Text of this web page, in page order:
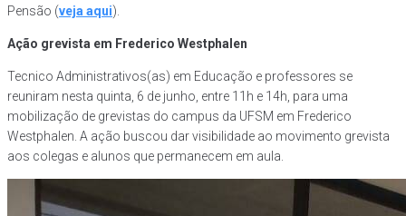
Pensão (veja aqui).
Ação grevista em Frederico Westphalen
Tecnico Administrativos(as) em Educação e professores se
reuniram nesta quinta, 6 de junho, entre 11h e 14h, para uma
mobilização de grevistas do campus da UFSM em Frederico
Westphalen. A ação buscou dar visibilidade ao movimento grevista
aos colegas e alunos que permanecem em aula.